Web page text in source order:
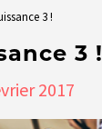
3 !
3 !
2017